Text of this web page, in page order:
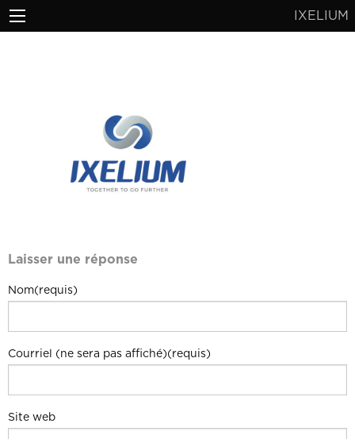
IXELIUM
Laisser une réponse
Nom(requis)
Courriel (ne sera pas affiché)(requis)
Site web